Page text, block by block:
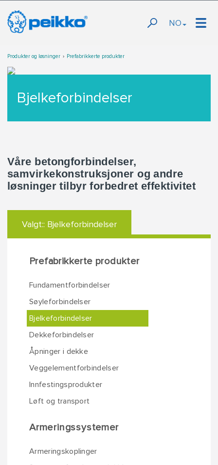
NO
Produkter og løsninger Prefabrikkerte produkter
Bjelkeforbindelser
Våre betongforbindelser,
samvirkekonstruksjoner og andre
løsninger tilbyr forbedret effektivitet
Valgt:: Bjelkeforbindelser
Prefabrikkerte produkter
Fundamentforbindelser
Søyleforbindelser
Bjelkeforbindelser
Dekkeforbindelser
Åpninger i dekke
Veggelementforbindelser
Innfestingsprodukter
Løft og transport
Armeringssystemer
Armeringskoplinger